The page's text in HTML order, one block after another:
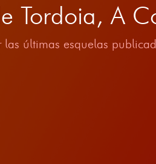
Tordoia, A
últimas esquelas